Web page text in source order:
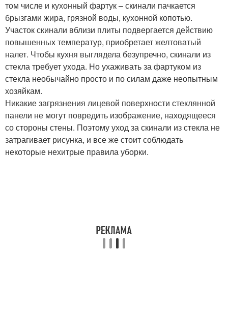
том числе и кухонный фартук – скинали пачкается
брызгами жира, грязной воды, кухонной копотью.
Участок скинали вблизи плиты подвергается действию
повышенных температур, приобретает желтоватый
налет. Чтобы кухня выглядела безупречно, скинали из
стекла требует ухода. Но ухаживать за фартуком из
стекла необычайно просто и по силам даже неопытным
хозяйкам.
Никакие загрязнения лицевой поверхности стеклянной
панели не могут повредить изображение, находящееся
со стороны стены. Поэтому уход за скинали из стекла не
затрагивает рисунка, и все же стоит соблюдать
некоторые нехитрые правила уборки.